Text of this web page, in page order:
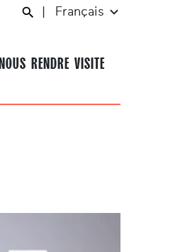
Français
NOUS RENDRE VISITE